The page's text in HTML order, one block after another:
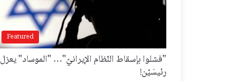
Featured
"فشلوا بإسقاط النّظام الإيرانيّ"… "الموساد" يعزل
رئيسَيْن!